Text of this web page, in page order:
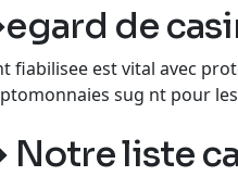
de
fiabilisee est vital avec
sug nt pour
liste